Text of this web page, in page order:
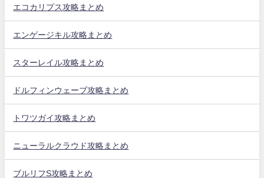
エコカリプス攻略まとめ
エンゲージキル攻略まとめ
スターレイル攻略まとめ
ドルフィンウェーブ攻略まとめ
トワツガイ攻略まとめ
ニューラルクラウド攻略まとめ
ブルリフS攻略まとめ